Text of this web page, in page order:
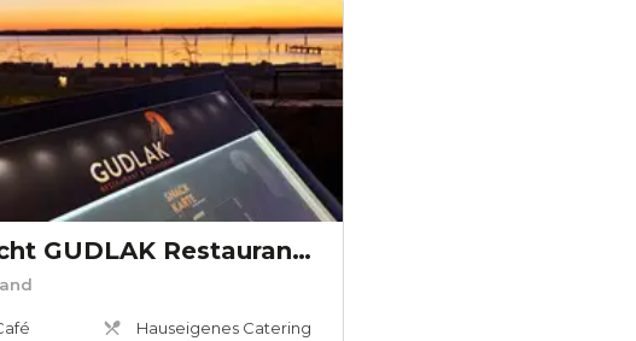
Glück in Sicht GUDLAK Restaurant & Bar
Hauseigenes Catering